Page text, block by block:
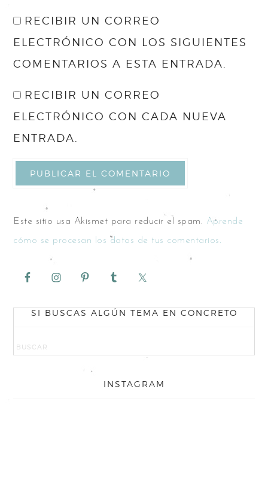
RECIBIR UN CORREO
ELECTRÓNICO CON LOS SIGUIENTES
COMENTARIOS A ESTA ENTRADA.
RECIBIR UN CORREO
ELECTRÓNICO CON CADA NUEVA
ENTRADA.
Este sitio usa Akismet para reducir el spam. Aprende
cómo se procesan los datos de tus comentarios.
SI BUSCAS ALGÚN TEMA EN CONCRETO
INSTAGRAM